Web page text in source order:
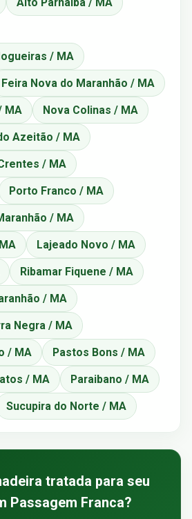
/ MA
Feira Nova do Maranhão / MA
MA Nova Colinas / MA
Azeitão / MA
/ MA
Porto Franco / MA
/ MA
Lajeado Novo / MA
Ribamar Fiquene / MA
/ MA
Negra / MA
/ MA Pastos Bons / MA
/ MA Paraibano / MA
Sucupira do Norte / MA
tratada para seu
Passagem Franca?